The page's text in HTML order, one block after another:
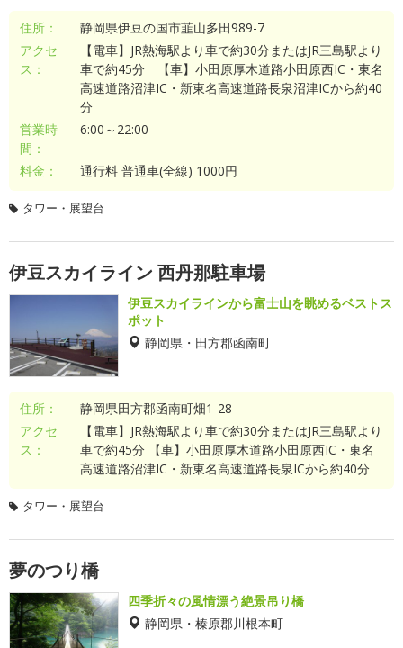
住所：
静岡県伊豆の国市韮山多田989-7
アクセ
ス：
【電車】JR熱海駅より車で約30分またはJR三島駅より
車で約45分 【車】小田原厚木道路小田原西IC・東名
高速道路沼津IC・新東名高速道路長泉沼津ICから約40
分
営業時
間：
6:00～22:00
料金： 通行料 普通車(全線) 1000円
タワー・展望台
伊豆スカイライン 西丹那駐車場
伊豆スカイラインから富士山を眺めるベストス
ポット
静岡県・田方郡函南町
住所：
静岡県田方郡函南町畑1-28
アクセ
ス：
【電車】JR熱海駅より車で約30分またはJR三島駅より
車で約45分 【車】小田原厚木道路小田原西IC・東名
高速道路沼津IC・新東名高速道路長泉ICから約40分
タワー・展望台
夢のつり橋
四季折々の風情漂う絶景吊り橋
静岡県・榛原郡川根本町